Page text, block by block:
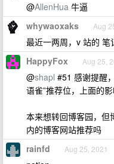
@AllenHua 牛逼
whywaoxaks Aug
最近一两周，v 站的
HappyFox Aug 25,
@shapl #51 感谢提醒
语雀”推荐位，上面的
本来想转回博客园，但
内的博客网站推荐吗
rainfd Aug 25, 2021